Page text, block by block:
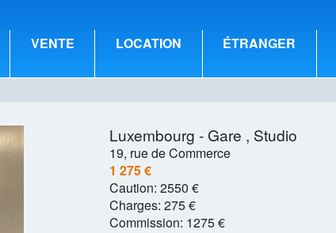
VENTE LOCATION ÉTRANGER
Luxembourg - Gare , Studio
19, rue de Commerce
1 275 €
Caution:2550 €
Charges:275 €
Commission: 1275 €